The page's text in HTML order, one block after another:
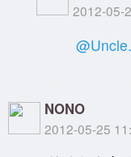
2012-05-
NONO
2012-05-25